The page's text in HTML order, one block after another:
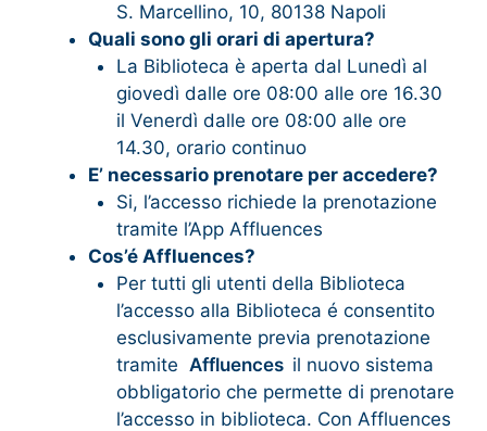
S. Marcellino, 10, 80138 Napoli
Quali sono gli orari di apertura?
La Biblioteca è aperta dal Lunedì al
giovedì dalle ore 08:00 alle ore 16.30
il Venerdì dalle ore 08:00 alle ore
14.30, orario continuo
E’ necessario prenotare per accedere?
Si, l’accesso richiede la prenotazione
tramite l’App Affluences
Cos’é Affluences?
Per tutti gli utenti della Biblioteca
l’accesso alla Biblioteca é consentito
esclusivamente previa prenotazione
tramite Affluencesil nuovo sistema
obbligatorio che permette di prenotare
l’accesso in biblioteca. Con Affluences